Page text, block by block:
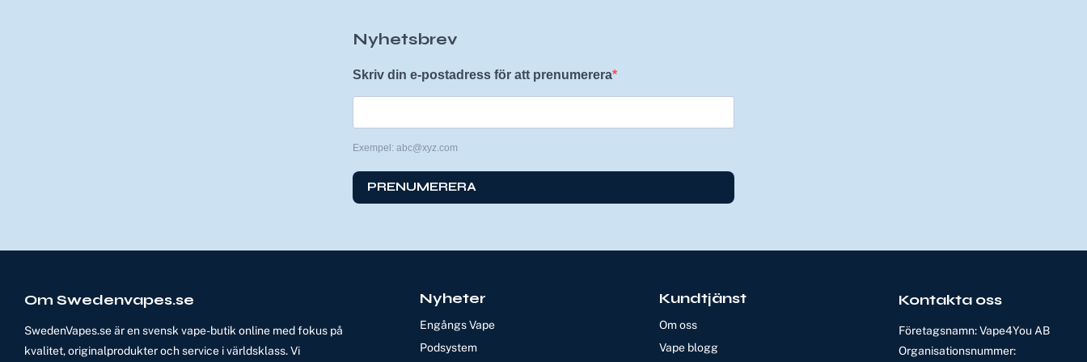
Nyhetsbrev
Skriv din e-postadress för att prenumerera
Exempel: abc@xyz.com
PRENUMERERA
Om Swedenvapes.se
SwedenVapes.se är en svensk vape-butik online med fokus på
kvalitet, originalprodukter och service i världsklass. Vi
Nyheter
Engångs Vape
Podsystem
Kundtjänst
Om oss
Vape blogg
Kontakta oss
Företagsnamn: Vape4You AB
Organisationsnummer: